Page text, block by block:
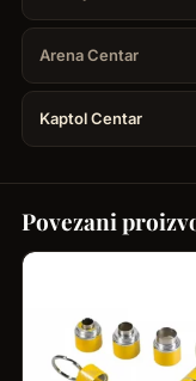
cigara
količina
Arena Centar
Kaptol Centar
Povezani